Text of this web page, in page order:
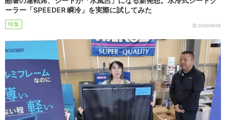
ーラー「SPEEDER 瞬冷」を実際に試してみた
特集 2026/08/06